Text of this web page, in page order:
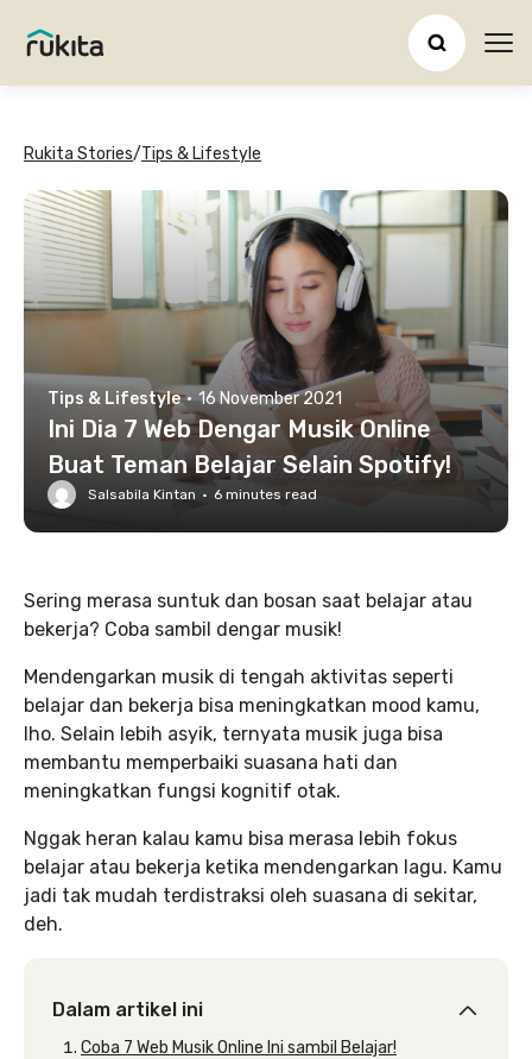
Rukita Stories/Tips & Lifestyle
Tips & Lifestyle · 16 November 2021
Ini Dia 7 Web Dengar Musik Online
Buat Teman Belajar Selain Spotify!
Salsabila Kintan · 6 minutes read
Sering merasa suntuk dan bosan saat belajar atau
bekerja? Coba sambil dengar musik!
Mendengarkan musik di tengah aktivitas seperti
belajar dan bekerja bisa meningkatkan mood kamu,
lho. Selain lebih asyik, ternyata musik juga bisa
membantu memperbaiki suasana hati dan
meningkatkan fungsi kognitif otak.
Nggak heran kalau kamu bisa merasa lebih fokus
belajar atau bekerja ketika mendengarkan lagu. Kamu
jadi tak mudah terdistraksi oleh suasana di sekitar,
deh.
Dalam artikel ini
Coba 7 Web Musik Online Ini sambil Belajar!